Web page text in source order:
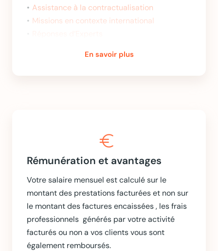
Assistance à la contractualisation
Missions en contexte international
En savoir plus
euro
Rémunération et avantages
Votre salaire mensuel est calculé sur le
montant des prestations facturées et non sur
le montant des factures encaissées , les frais
professionnels générés par votre activité
facturés ou non a vos clients vous sont
également remboursés.